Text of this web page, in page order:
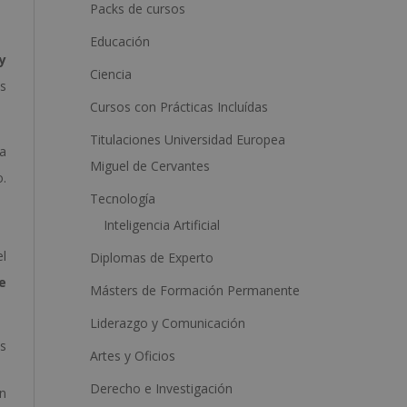
a
v
e
:
Packs de cursos
Educación
Ciencia
Cursos con Prácticas Incluídas
Titulaciones Universidad Europea
Miguel de Cervantes
Tecnología
Inteligencia Artificial
Diplomas de Experto
Másters de Formación Permanente
Liderazgo y Comunicación
Artes y Oficios
Derecho e Investigación